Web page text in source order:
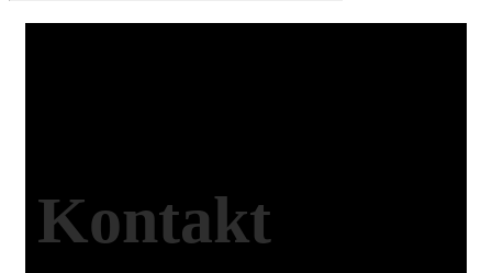
Kontakt